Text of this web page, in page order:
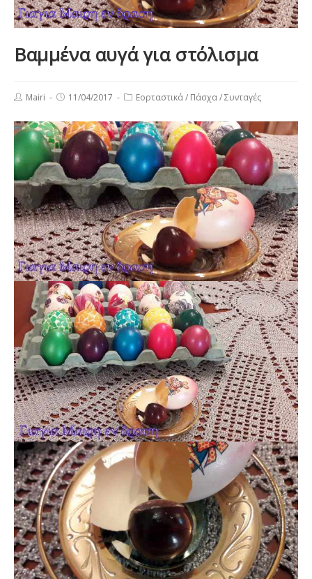
Βαμμένα αυγά για στόλισμα
PostMairi
Post11/04/2017
PostΕορταστικά/ Πάσχα/Συνταγές